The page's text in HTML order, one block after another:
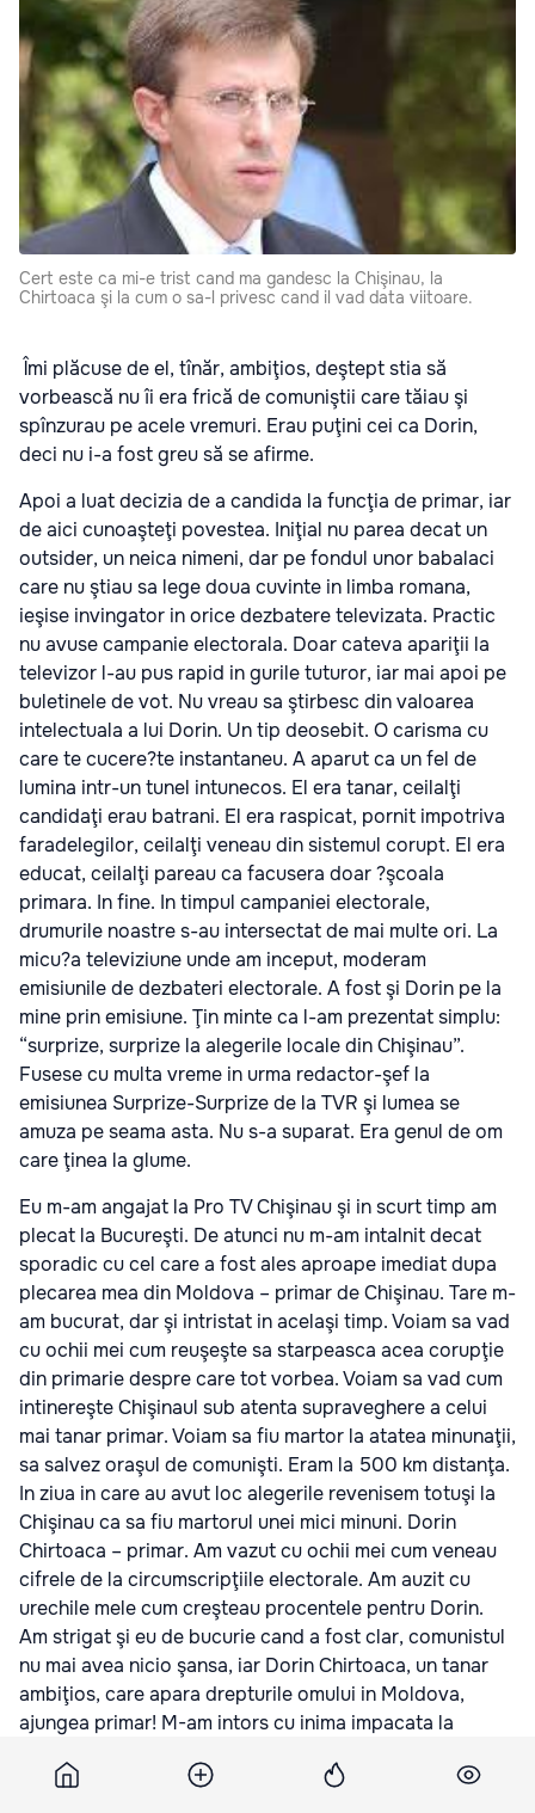
Cert este ca mi-e trist cand ma gandesc la Chişinau, la
Chirtoaca şi la cum o sa-l privesc cand il vad data viitoare.
Îmi plăcuse de el, tînăr, ambiţios, deştept stia să
vorbească nu îi era frică de comuniştii care tăiau şi
spînzurau pe acele vremuri. Erau puţini cei ca Dorin,
deci nu i-a fost greu să se afirme.
Apoi a luat decizia de a candida la funcţia de primar, iar
de aici cunoaşteţi povestea. Iniţial nu parea decat un
outsider, un neica nimeni, dar pe fondul unor babalaci
care nu ştiau sa lege doua cuvinte in limba romana,
ieşise invingator in orice dezbatere televizata. Practic
nu avuse campanie electorala. Doar cateva apariţii la
televizor l-au pus rapid in gurile tuturor, iar mai apoi pe
buletinele de vot. Nu vreau sa ştirbesc din valoarea
intelectuala a lui Dorin. Un tip deosebit. O carisma cu
care te cucere?te instantaneu. A aparut ca un fel de
lumina intr-un tunel intunecos. El era tanar, ceilalţi
candidaţi erau batrani. El era raspicat, pornit impotriva
faradelegilor, ceilalţi veneau din sistemul corupt. El era
educat, ceilalţi pareau ca facusera doar ?şcoala
primara. In fine. In timpul campaniei electorale,
drumurile noastre s-au intersectat de mai multe ori. La
micu?a televiziune unde am inceput, moderam
emisiunile de dezbateri electorale. A fost şi Dorin pe la
mine prin emisiune. Ţin minte ca l-am prezentat simplu:
“surprize, surprize la alegerile locale din Chişinau”.
Fusese cu multa vreme in urma redactor-şef la
emisiunea Surprize-Surprize de la TVR şi lumea se
amuza pe seama asta. Nu s-a suparat. Era genul de om
care ţinea la glume.
Eu m-am angajat la Pro TV Chişinau şi in scurt timp am
plecat la Bucureşti. De atunci nu m-am intalnit decat
sporadic cu cel care a fost ales aproape imediat dupa
plecarea mea din Moldova – primar de Chişinau. Tare m-
am bucurat, dar şi intristat in acelaşi timp. Voiam sa vad
cu ochii mei cum reuşeşte sa starpeasca acea corupţie
din primarie despre care tot vorbea. Voiam sa vad cum
intinereşte Chişinaul sub atenta supraveghere a celui
mai tanar primar. Voiam sa fiu martor la atatea minunaţii,
sa salvez oraşul de comunişti. Eram la 500 km distanţa.
In ziua in care au avut loc alegerile revenisem totuşi la
Chişinau ca sa fiu martorul unei mici minuni. Dorin
Chirtoaca – primar. Am vazut cu ochii mei cum veneau
cifrele de la circumscripţiile electorale. Am auzit cu
urechile mele cum creşteau procentele pentru Dorin.
Am strigat şi eu de bucurie cand a fost clar, comunistul
nu mai avea nicio şansa, iar Dorin Chirtoaca, un tanar
ambiţios, care apara drepturile omului in Moldova,
ajungea primar! M-am intors cu inima impacata la